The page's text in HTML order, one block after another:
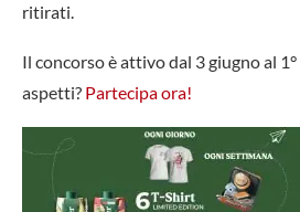
ritirati.
Il concorso è attivo dal 3 giugno al
aspetti? Partecipa ora!